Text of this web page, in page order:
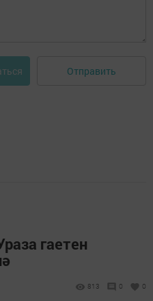
Отправить
гаетен
813 0 0